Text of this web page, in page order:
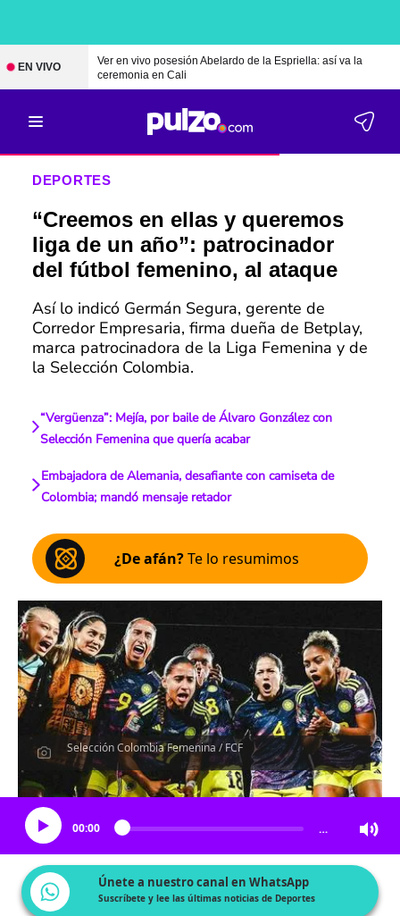
EN VIVO
Ver en vivo posesión Abelardo de la Espriella: así va la
ceremonia en Cali
DEPORTES
“Creemos en ellas y queremos
liga de un año”: patrocinador
del fútbol femenino, al ataque
Así lo indicó Germán Segura, gerente de
Corredor Empresaria, firma dueña de Betplay,
marca patrocinadora de la Liga Femenina y de
la Selección Colombia.
“Vergüenza”: Mejía, por baile de Álvaro González con
Selección Femenina que quería acabar
Embajadora de Alemania, desafiante con camiseta de
Colombia; mandó mensaje retador
¿De afán?Te lo resumimos
Selección Colombia Femenina / FCF
Escucha el artículo
00:00 …
Únete a nuestro canal en WhatsApp
Suscríbete y lee las últimas noticias de Deportes